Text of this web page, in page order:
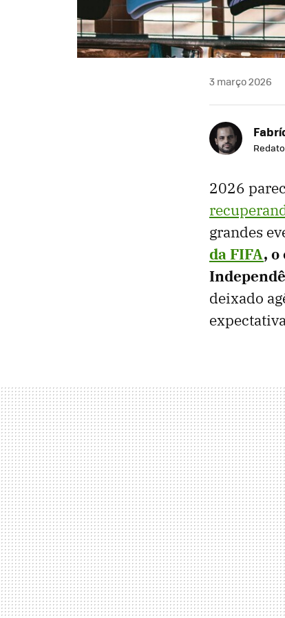
3 março 2026
2026
grandes
da FIFA,
deixado